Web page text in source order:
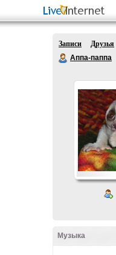
Записи Друзья
Аппа-паппа
Музыка